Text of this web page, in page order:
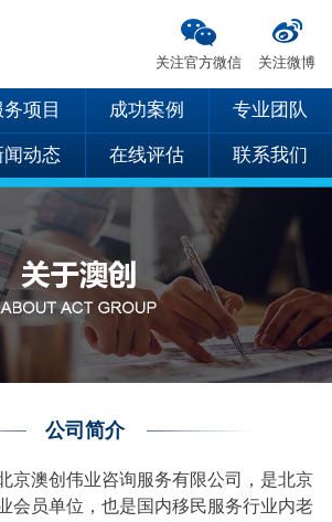
关注官方微信 关注微博
务项目 成功案例 专业团队
闻动态 在线评估 联系我们
公司简介
京澳创伟业咨询服务有限公司，是北京
会员单位，也是国内移民服务行业内老